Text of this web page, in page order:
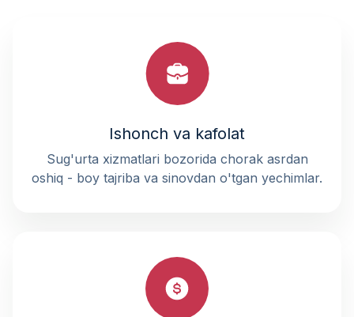
Ishonch va kafolat
Sug'urta xizmatlari bozorida chorak asrdan
oshiq - boy tajriba va sinovdan o'tgan yechimlar.